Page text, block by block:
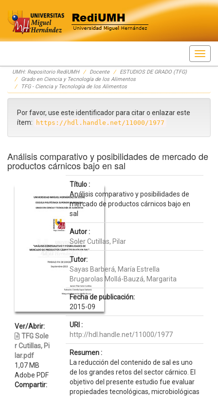
Skip
navigation
UMH: Repositorio RediUMH Docente
ESTUDIOS DE GRADO (TFG)
Grado en Ciencia y Tecnología de los Alimentos
TFG - Ciencia y Tecnología de los Alimentos
Por favor, use este identificador para citar o enlazar este
ítem:
https://hdl.handle.net/11000/1977
Análisis comparativo y posibilidades de mercado de
productos cárnicos bajo en sal
Ver/Abrir:
TFG Sole
r Cutillas, Pi
lar.pdf
1,07 MB
Adobe PDF
Compartir:
Título :
Análisis comparativo y posibilidades de
mercado de productos cárnicos bajo en
sal
Autor :
Soler Cutillas, Pilar
Tutor:
Sayas Barberá, María Estrella
Brugarolas Mollá-Bauzá, Margarita
Fecha de publicación:
2015-09
URI :
http://hdl.handle.net/11000/1977
Resumen :
La reducción del contenido de sal es uno
de los grandes retos del sector cárnico. El
objetivo del presente estudio fue evaluar
propiedades tecnológicas, microbiológicas